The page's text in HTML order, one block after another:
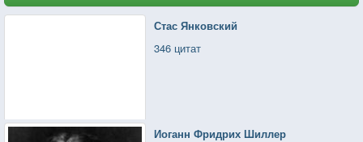
Стас Янковский
346 цитат
Иоганн Фридрих Шиллер